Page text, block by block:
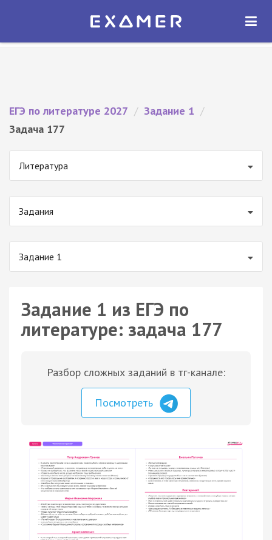
Экзамер — ЕГЭ 2027
ОТКРЫТЬ
ЕГЭ по литературе 2027 / Задание 1 /
Задача 177
Литература
Задания
Задание 1
Задание 1 из ЕГЭ по
литературе: задача 177
Разбор сложных заданий в тг-канале:
Посмотреть